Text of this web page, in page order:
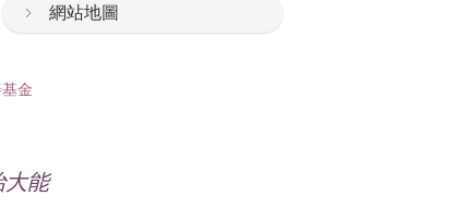
網站地圖
金
大能